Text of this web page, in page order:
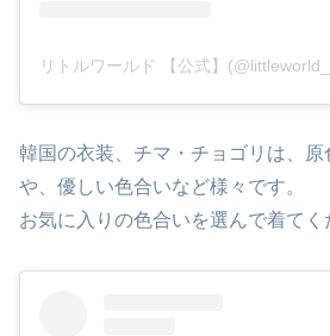
韓国の衣装、チマ・チョゴリは、
や、優しい色合いなど様々です。
お気に入りの色合いを選んで着てく